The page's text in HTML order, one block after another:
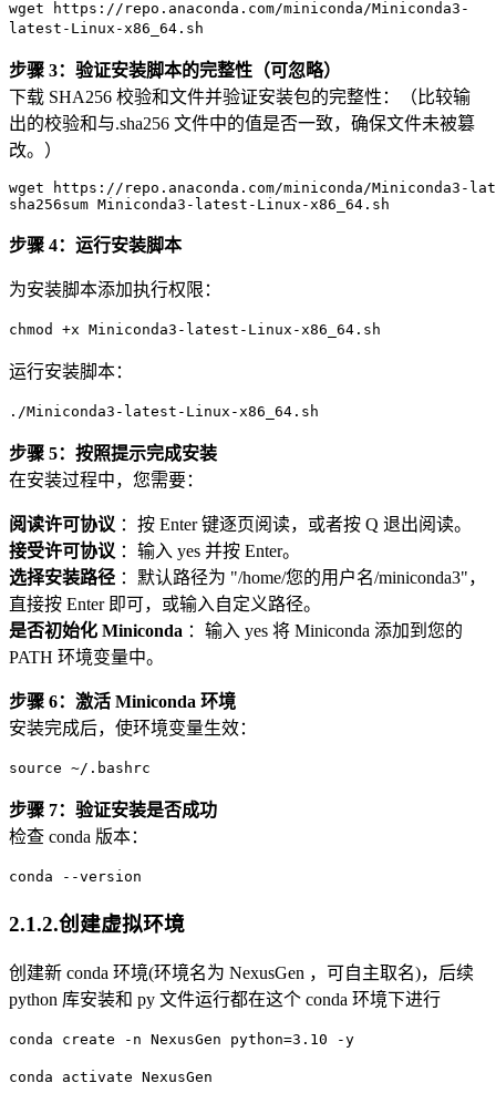
wget https://repo.anaconda.com/miniconda/Miniconda3-
latest-Linux-x86_64.sh
步骤 3：验证安装脚本的完整性（可忽略）
下载 SHA256 校验和文件并验证安装包的完整性：（比较输
出的校验和与.sha256 文件中的值是否一致，确保文件未被篡
改。）
wget https://repo.anaconda.com/miniconda/Miniconda3 -
sha256sum Miniconda3 -latest-Linux-x86 64
步骤 4：运行安装脚本
为安装脚本添加执行权限：
chmod +x Miniconda3-latest-Linux-x86_64.sh
运行安装脚本：
./Miniconda3-latest-Linux-x86_64.sh
步骤 5：按照提示完成安装
在安装过程中，您需要：
阅读许可协议 ：按 Enter 键逐页阅读，或者按 Q 退出阅读。
接受许可协议 ：输入 yes 并按 Enter。
选择安装路径 ：默认路径为 "/home/您的用户名/miniconda3"，
直接按 Enter 即可，或输入自定义路径。
是否初始化 Miniconda ：输入 yes 将 Miniconda 添加到您的
PATH 环境变量中。
步骤 6：激活 Miniconda 环境
安装完成后，使环境变量生效：
source ~/.bashrc
步骤 7：验证安装是否成功
检查 conda 版本：
conda --version
2.1.2.创建虚拟环境
创建新 conda 环境(环境名为 NexusGen ，可自主取名)，后续
python 库安装和 py 文件运行都在这个 conda 环境下进行
conda create -n NexusGen python=3.10 -y
conda activate NexusGen